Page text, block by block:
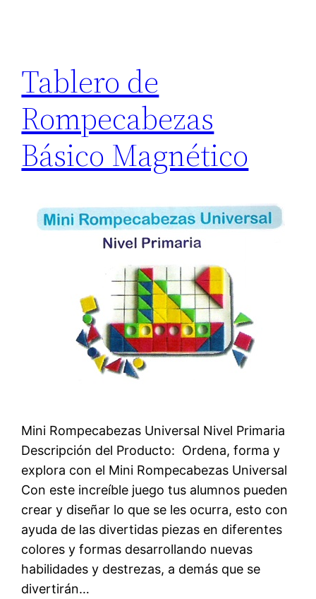
Tablero de
Rompecabezas
Básico Magnético
Mini Rompecabezas Universal Nivel Primaria
Descripción del Producto:  Ordena, forma y
explora con el Mini Rompecabezas Universal
Con este increíble juego tus alumnos pueden
crear y diseñar lo que se les ocurra, esto con
ayuda de las divertidas piezas en diferentes
colores y formas desarrollando nuevas
habilidades y destrezas, a demás que se
divertirán…